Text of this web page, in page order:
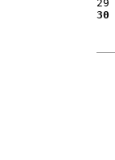
29
30